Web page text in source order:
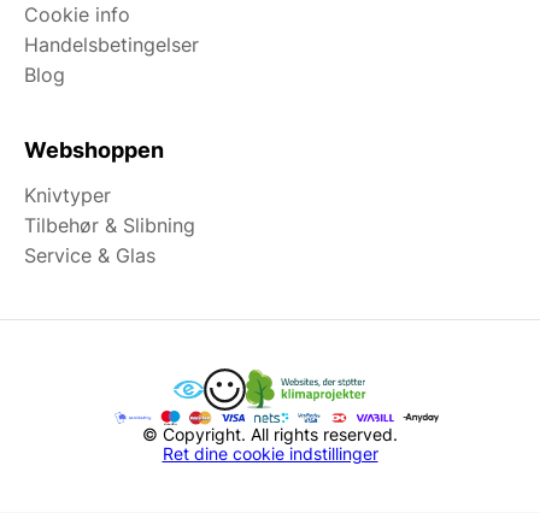
Cookie info
Handelsbetingelser
Blog
Webshoppen
Knivtyper
Tilbehør & Slibning
Service & Glas
© Copyright. All rights reserved.
Ret dine cookie indstillinger